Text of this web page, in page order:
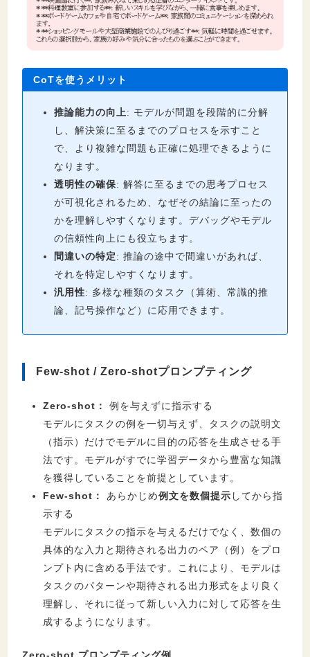
CoTを使うメリット
推論能力の向上: モデルが問題を段階的に分解
し、解決策に至るまでのプロセスを示すこと
で、より複雑な問題も正確に処理できるように
なります。
透明性の確保: 解答に至るまでの思考プロセス
が可視化されるため、なぜその結論に至ったの
かを理解しやすくなります。デバッグやモデル
の信頼性向上にも役立ちます。
間違いの特定: 推論の途中で間違いがあれば、
それを特定しやすくなります。
汎用性: 多様な種類のタスク（算術、常識的推
論、記号操作など）に応用できます。
Few-shot / Zero-shotプロンプティング
Zero-shot：
例を与えずに指示する
モデルにタスクの例を一切与えず、タスクの説明文
（指示）だけでモデルに目的の応答を生成させる手
法です。モデルがすでに学習データから豊富な知識
を獲得していることを前提としています。
Few-shot：
あらかじめ例文を数個提示 してから指
示する
モデルにタスクの指示を与えるだけでなく、数個の
具体的な入力と期待される出力のペア（例）をプロ
ンプト内に含める手法です。これにより、モデルは
タスクのパターンや期待される出力形式をより良く
理解し、それに従って新しい入力に対して応答を生
成するようになります。